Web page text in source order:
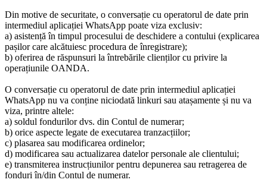
Din motive de securitate, o conversație cu operatorul de date prin
intermediul aplicației WhatsApp poate viza exclusiv:
a) asistență în timpul procesului de deschidere a contului (explicarea
pașilor care alcătuiesc procedura de înregistrare);
b) oferirea de răspunsuri la întrebările clienților cu privire la
operațiunile OANDA.
O conversație cu operatorul de date prin intermediul aplicației
WhatsApp nu va conține niciodată linkuri sau atașamente și nu va
viza, printre altele:
a) soldul fondurilor dvs. din Contul de numerar;
b) orice aspecte legate de executarea tranzacțiilor;
c) plasarea sau modificarea ordinelor;
d) modificarea sau actualizarea datelor personale ale clientului;
e) transmiterea instrucțiunilor pentru depunerea sau retragerea de
fonduri în/din Contul de numerar.